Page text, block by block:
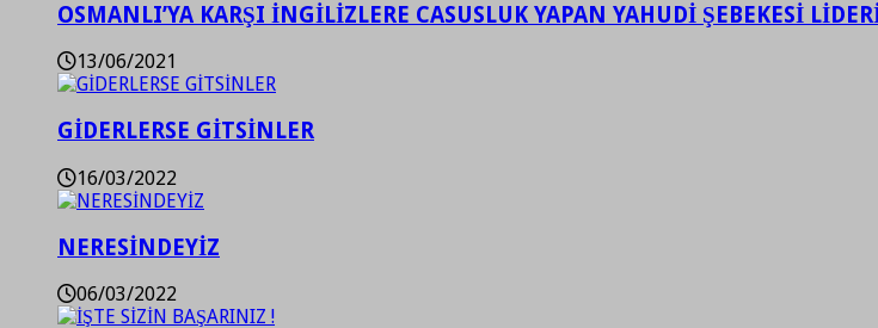
OSMANLI’YA KARŞI İNGİLİZLERE CASUSLUK YAPAN YAHUDİ ŞEBEKESİ
13/06/2021
GİDERLERSE GİTSİNLER
16/03/2022
NERESİNDEYİZ
06/03/2022